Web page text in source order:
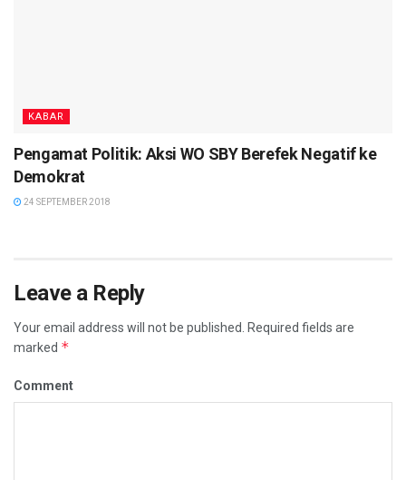
KABAR
Pengamat Politik: Aksi WO SBY Berefek Negatif ke
Demokrat
24 SEPTEMBER 2018
Leave a Reply
Your email address will not be published.
Required fields are
marked *
Comment